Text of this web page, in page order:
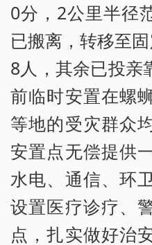
0分，2公里半径
已搬离，转移至
8人，其余已投亲
前临时安置在螺
等地的受灾群众
安置点无偿提供
水电、通信、环
设置医疗诊疗、
点，扎实做好治